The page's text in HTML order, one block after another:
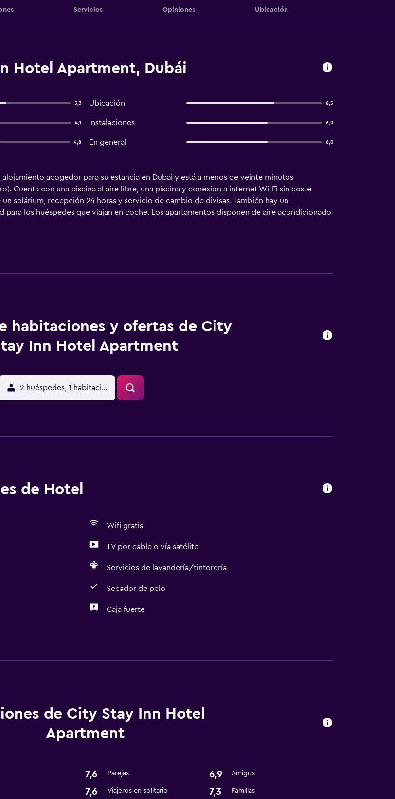
Servicios Opiniones Ubicación
Hotel Apartment, Dubái
5,3 Ubicación 6,5
4,1 Instalaciones 6,0
4,8 En general 6,0
acogedor para su estancia en Dubai y está a menos de veinte minutos
Cuenta con una piscina al aire libre, una piscina y conexión a internet Wi-Fi sin coste
solárium, recepción 24 horas y servicio de cambio de divisas. También hay un
los huéspedes que viajan en coche. Los apartamentos disponen de aire acondicionado
microondas, una nevera y una cafetera. Todos ellos cuentan con una cocina, unas
se sirve un desayuno completo en City Stay Inn Hotel Apartment que, además, está a
habitaciones y ofertas de City
Inn Hotel Apartment
2 huéspedes, 1 habitación
de Hotel
Wifi gratis
TV por cable o vía satélite
Servicios de lavandería/tintorería
Secador de pelo
Caja fuerte
Servicio de habitaciones
Lavandería
Sistema de entretenimiento
de City Stay Inn Hotel
Apartment
7,6 Parejas 6,9 Amigos
7,6 Viajeros en solitario 7,3 Familias